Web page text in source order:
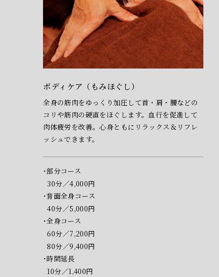
ボディケア（もみほぐし）
全身の筋肉をゆっくり加圧して首・肩・腰などの
コリや筋肉の硬直をほぐします。血行を促進して
肉体疲労を改善。心身ともにリラックス＆リフレ
ッシュできます。
部分コース
30分／4,000円
背面全身コース
40分／5,000円
全身コース
60分／7,200円
80分／9,400円
時間延長
10分／1,400円